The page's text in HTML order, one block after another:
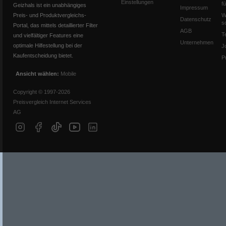
Geizhals ist ein unabhängiges
Preis- und Produktvergleichs-
Portal, das mittels detaillierter Filter
und vielfältiger Features eine
optimale Hilfestellung bei der
Kaufentscheidung bietet.
Ansicht wählen: Mobile
Copyright © 1997-2026
Preisvergleich Internet Services
AG
Einstellungen
Impressum
Datenschutz
AGB
Unternehmen